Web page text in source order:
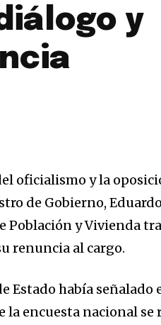
y
oficialismo y la
de Gobierno,
Población y Vivienda
renuncia al cargo.
Estado había señalado
la encuesta nacional se